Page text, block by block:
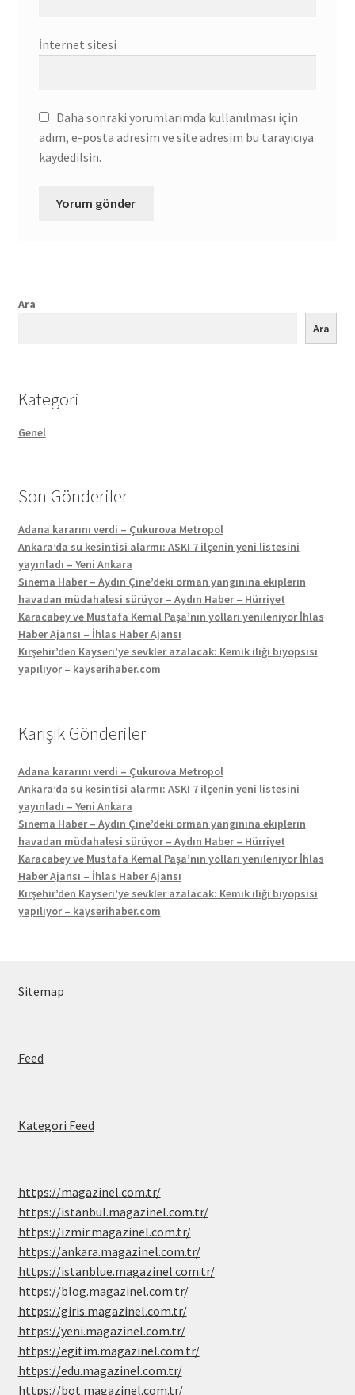
İnternet sitesi
Daha sonraki yorumlarımda kullanılması için
adım, e-posta adresim ve site adresim bu tarayıcıya
kaydedilsin.
Ara
Ara
Kategori
Genel
Son Gönderiler
Adana kararını verdi – Çukurova Metropol
Ankara’da su kesintisi alarmı: ASKI 7 ilçenin yeni listesini
yayınladı – Yeni Ankara
Sinema Haber – Aydın Çine’deki orman yangınına ekiplerin
havadan müdahalesi sürüyor – Aydın Haber – Hürriyet
Karacabey ve Mustafa Kemal Paşa’nın yolları yenileniyor İhlas
Haber Ajansı – İhlas Haber Ajansı
Kırşehir’den Kayseri’ye sevkler azalacak: Kemik iliği biyopsisi
yapılıyor – kayserihaber.com
Karışık Gönderiler
Adana kararını verdi – Çukurova Metropol
Ankara’da su kesintisi alarmı: ASKI 7 ilçenin yeni listesini
yayınladı – Yeni Ankara
Sinema Haber – Aydın Çine’deki orman yangınına ekiplerin
havadan müdahalesi sürüyor – Aydın Haber – Hürriyet
Karacabey ve Mustafa Kemal Paşa’nın yolları yenileniyor İhlas
Haber Ajansı – İhlas Haber Ajansı
Kırşehir’den Kayseri’ye sevkler azalacak: Kemik iliği biyopsisi
yapılıyor – kayserihaber.com
Sitemap
Feed
Kategori Feed
https://magazinel.com.tr/
https://istanbul.magazinel.com.tr/
https://izmir.magazinel.com.tr/
https://ankara.magazinel.com.tr/
https://istanblue.magazinel.com.tr/
https://blog.magazinel.com.tr/
https://giris.magazinel.com.tr/
https://yeni.magazinel.com.tr/
https://egitim.magazinel.com.tr/
https://edu.magazinel.com.tr/
https://bot.magazinel.com.tr/